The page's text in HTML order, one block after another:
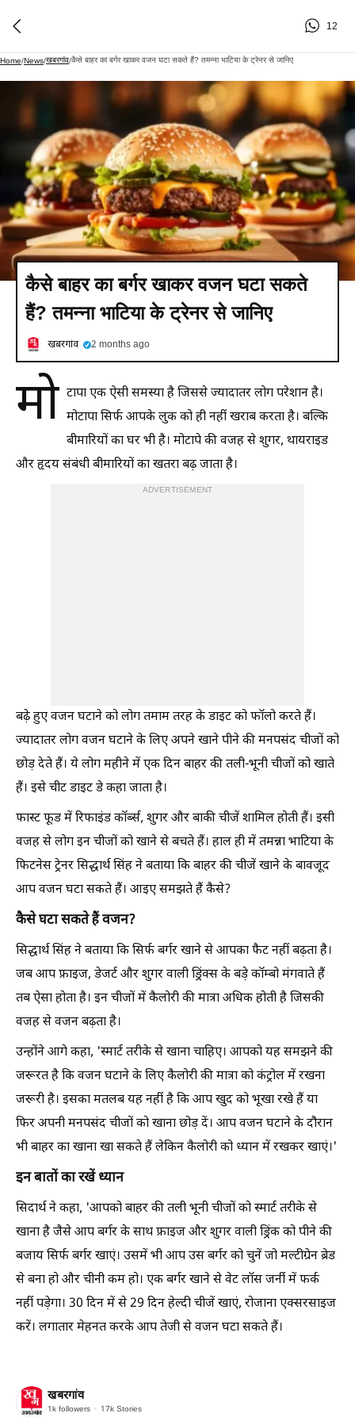
12
Home/News/खबरगांव/कैसे बाहर का बर्गर खाकर वजन घटा सकते हैं? तमन्ना भाटिया के ट्रेनर से जानिए
कैसे बाहर का बर्गर खाकर वजन घटा सकते
हैं? तमन्ना भाटिया के ट्रेनर से जानिए
खबरगांव 2 months ago
मो टापा एक ऐसी समस्या है जिससे ज्यादातर लोग परेशान है।
मोटापा सिर्फ आपके लुक को ही नहीं खराब करता है। बल्कि
बीमारियों का घर भी है। मोटापे की वजह से शुगर, थायराइड
और हृदय संबंधी बीमारियों का खतरा बढ़ जाता है।
ADVERTISEMENT
बढ़े हुए वजन घटाने को लोग तमाम तरह के डाइट को फॉलो करते हैं।
ज्यादातर लोग वजन घटाने के लिए अपने खाने पीने की मनपसंद चीजों को
छोड़ देते हैं। ये लोग महीने में एक दिन बाहर की तली-भूनी चीजों को खाते
हैं। इसे चीट डाइट डे कहा जाता है।
फास्ट फूड में रिफाइंड कॉर्ब्स, शुगर और बाकी चीजें शामिल होती हैं। इसी
वजह से लोग इन चीजों को खाने से बचते हैं। हाल ही में तमन्ना भाटिया के
फिटनेस ट्रेनर सिद्धार्थ सिंह ने बताया कि बाहर की चीजें खाने के बावजूद
आप वजन घटा सकते हैं। आइए समझते हैं कैसे?
कैसे घटा सकते हैं वजन?
सिद्धार्थ सिंह ने बताया कि सिर्फ बर्गर खाने से आपका फैट नहीं बढ़ता है।
जब आप फ्राइज, डेजर्ट और शुगर वाली ड्रिंक्स के बड़े कॉम्बो मंगवाते हैं
तब ऐसा होता है। इन चीजों में कैलोरी की मात्रा अधिक होती है जिसकी
वजह से वजन बढ़ता है।
उन्होंने आगे कहा, 'स्मार्ट तरीके से खाना चाहिए। आपको यह समझने की
जरूरत है कि वजन घटाने के लिए कैलोरी की मात्रा को कंट्रोल में रखना
जरूरी है। इसका मतलब यह नहीं है कि आप खुद को भूखा रखे हैं या
फिर अपनी मनपसंद चीजों को खाना छोड़ दें। आप वजन घटाने के दौरान
भी बाहर का खाना खा सकते हैं लेकिन कैलोरी को ध्यान में रखकर खाएं।'
इन बातों का रखें ध्यान
सिदार्थ ने कहा, 'आपको बाहर की तली भूनी चीजों को स्मार्ट तरीके से
खाना है जैसे आप बर्गर के साथ फ्राइज और शुगर वाली ड्रिंक को पीने की
बजाय सिर्फ बर्गर खाएं। उसमें भी आप उस बर्गर को चुनें जो मल्टीग्रेन ब्रेड
से बना हो और चीनी कम हो। एक बर्गर खाने से वेट लॉस जर्नी में फर्क
नहीं पड़ेगा। 30 दिन में से 29 दिन हेल्दी चीजें खाएं, रोजाना एक्सरसाइज
करें। लगातार मेहनत करके आप तेजी से वजन घटा सकते हैं।
खबरगांव
1k followers 17k Stories